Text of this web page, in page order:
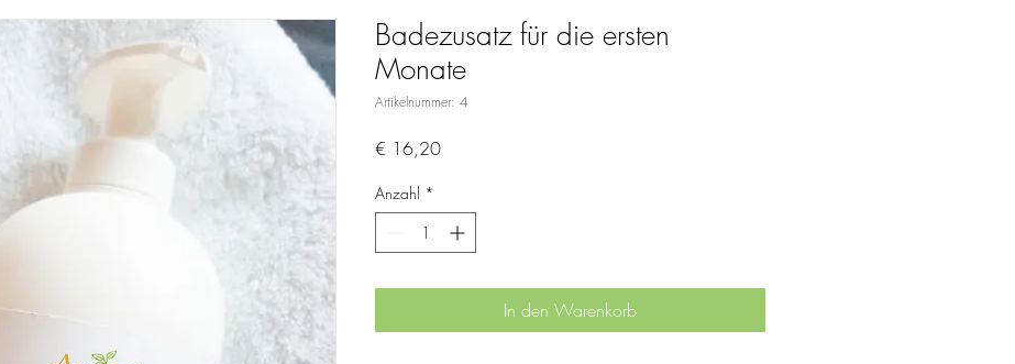
Badezusatz für die ersten
Monate
Artikelnummer: 4
€ 16,20Preis
Anzahl *
In den Warenkorb